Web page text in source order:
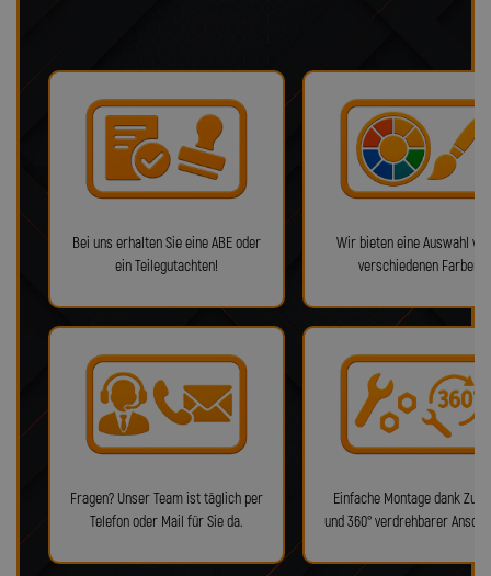
Bei uns erhalten Sie eine ABE oder
ein Teilegutachten!
Wir bieten eine Auswahl
verschiedenen Farben!
Fragen? Unser Team ist täglich per
Telefon oder Mail für Sie da.
Einfache Montage dank
und 360° verdrehbarer